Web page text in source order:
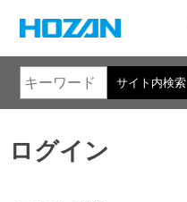
サイト内検索
ログイン